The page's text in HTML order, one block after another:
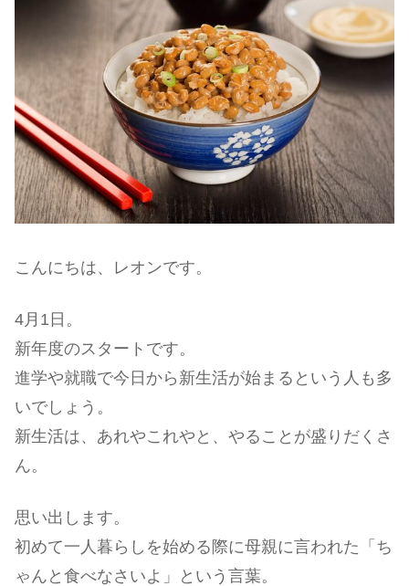
こんにちは、レオンです。
4月1日。
新年度のスタートです。
進学や就職で今日から新生活が始まるという人も多
いでしょう。
新生活は、あれやこれやと、やることが盛りだくさ
ん。
思い出します。
初めて一人暮らしを始める際に母親に言われた「ち
ゃんと食べなさいよ」という言葉。